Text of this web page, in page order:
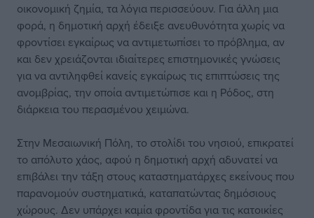
οικονομική ζημία, τα λόγια περισσεύουν. Για άλλη μια
φορά, η δημοτική αρχή έδειξε ανευθυνότητα χωρίς να
φροντίσει εγκαίρως να αντιμετωπίσει το πρόβλημα, αν
και δεν χρειάζονται ιδιαίτερες επιστημονικές γνώσεις
για να αντιληφθεί κανείς εγκαίρως τις επιπτώσεις της
ανομβρίας, την οποία αντιμετώπισε και η Ρόδος, στη
διάρκεια του περασμένου χειμώνα.
Στην Μεσαιωνική Πόλη, το στολίδι του νησιού, επικρατεί
το απόλυτο χάος, αφού η δημοτική αρχή αδυνατεί να
επιβάλει την τάξη στους καταστηματάρχες εκείνους που
παρανομούν συστηματικά, καταπατώντας δημόσιους
χώρους. Δεν υπάρχει καμία φροντίδα για τις κατοικίες